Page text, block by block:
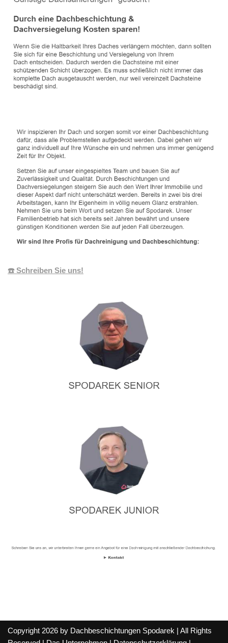
☎️ Schreiben Sie uns!
Copyright 2026 by Dachbeschichtungen Spodarek | All Rights